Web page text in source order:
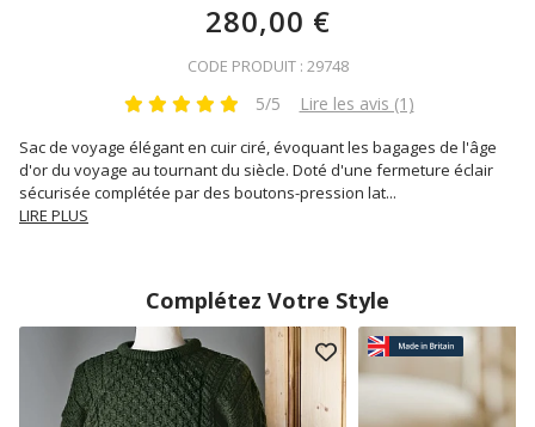
280,00 €
CODE PRODUIT : 29748
5/5 Lire les avis (1)
Sac de voyage élégant en cuir ciré, évoquant les bagages de l'âge
d'or du voyage au tournant du siècle. Doté d'une fermeture éclair
sécurisée complétée par des boutons-pression lat...
LIRE PLUS
Complétez Votre Style